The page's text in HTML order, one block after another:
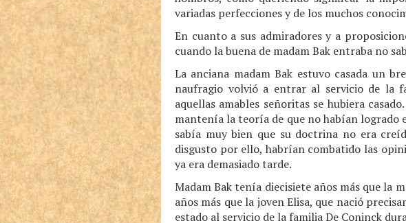
variadas perfecciones y de los muchos
En cuanto a sus admiradores y a
cuando la buena de madam Bak entraba no
La anciana madam Bak estuvo casada un
naufragio volvió a entrar al servicio de la
aquellas amables señoritas se hubiera
mantenía la teoría de que no habían logrado
sabía muy bien que su doctrina no era
disgusto por ello, habrían combatido las
ya era demasiado tarde.
Madam Bak tenía diecisiete años más que la
años más que la joven Elisa, que nació
estado al servicio de la familia De Coninck